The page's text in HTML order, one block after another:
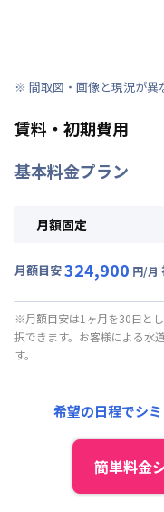
※ 間取図・画像と現況が異
賃料・初期費用
基本料金プラン
月額固定
月額目安324,900 円/月
月額賃料目安(30日利用)
賃料 : 267,000円/月
光熱費他 :
その他費用 :
21,000円/月
寝具/リネン関連 : 5,500円/
※月額目安は1ヶ月を30日と
択できます。お客様による水
す。
希望の日程でシ
簡単料金